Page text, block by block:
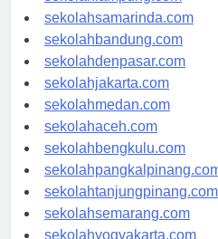
sekolahlampung.com
sekolahsamarinda.com
sekolahbandung.com
sekolahdenpasar.com
sekolahjakarta.com
sekolahmedan.com
sekolahaceh.com
sekolahbengkulu.com
sekolahpangkalpinang.com
sekolahtanjungpinang.com
sekolahsemarang.com